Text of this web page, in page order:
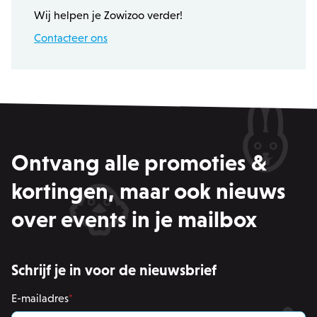
Wij helpen je Zowizoo verder!
Contacteer ons
Ontvang alle promoties &
kortingen, maar ook nieuws
over events in je mailbox
Schrijf je in voor de nieuwsbrief
E-mailadres*
recently_viewed_product
Adobe Inc.
www.zowizoo.be
mage-messages
Adobe Inc.